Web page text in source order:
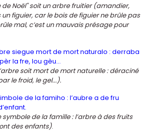
de Noël" soit un arbre fruitier (amandier,
figuier, car le bois de figuier ne brûle pas
mal, c’est un mauvais présage pour
siegue mort de mort naturalo : derraba
la fre, lou gèu...
soit mort de mort naturelle : déraciné
le froid, le gel...).
de la famiho : l’aubre a de fru
symbole de la famille : l’arbre à des fruits
des enfants).